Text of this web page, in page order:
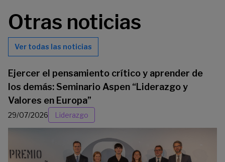
Otras noticias
Ver todas las noticias
Ejercer el pensamiento crítico y aprender de
los demás: Seminario Aspen “Liderazgo y
Valores en Europa”
29/07/2026 Liderazgo